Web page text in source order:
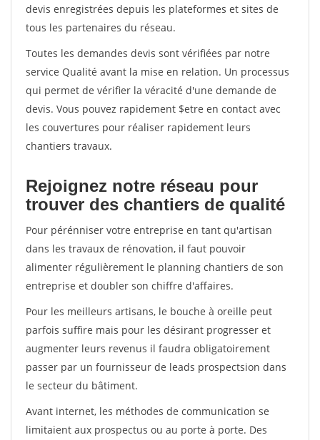
devis enregistrées depuis les plateformes et sites de
tous les partenaires du réseau.
Toutes les demandes devis sont vérifiées par notre
service Qualité avant la mise en relation. Un processus
qui permet de vérifier la véracité d'une demande de
devis. Vous pouvez rapidement $etre en contact avec
les couvertures pour réaliser rapidement leurs
chantiers travaux.
Rejoignez notre réseau pour
trouver des chantiers de qualité
Pour pérénniser votre entreprise en tant qu'artisan
dans les travaux de rénovation, il faut pouvoir
alimenter régulièrement le planning chantiers de son
entreprise et doubler son chiffre d'affaires.
Pour les meilleurs artisans, le bouche à oreille peut
parfois suffire mais pour les désirant progresser et
augmenter leurs revenus il faudra obligatoirement
passer par un fournisseur de leads prospectsion dans
le secteur du bâtiment.
Avant internet, les méthodes de communication se
limitaient aux prospectus ou au porte à porte. Des